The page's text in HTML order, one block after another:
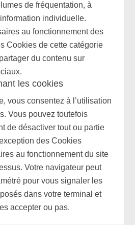
de fréquentation, à
individuelle.
au fonctionnement des
Cookies de cette catégorie
du contenu sur
les cookies
vous consentez à l’utilisation
Vous pouvez toutefois
de désactiver tout ou partie
des Cookies
au fonctionnement du site
Votre navigateur peut
pour vous signaler les
dans votre terminal et
accepter ou pas.